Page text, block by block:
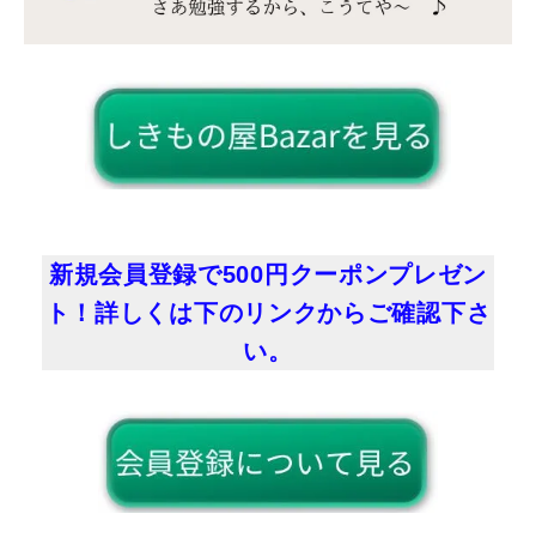
新規会員登録で500円クーポンプレゼン
ト！詳しくは下のリンクからご確認下さ
い。